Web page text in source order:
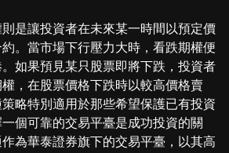
是讓投資者在未來某一時間以預定價
。當市場下行壓力大時，看跌期權便
如果預見某只股票即將下跌，投資者
，在股票價格下跌時以較高價格賣
略特別適用於那些希望保護已有投資
個可靠的交易平臺是成功投資的關
為華泰證券旗下的交易平臺，以其高